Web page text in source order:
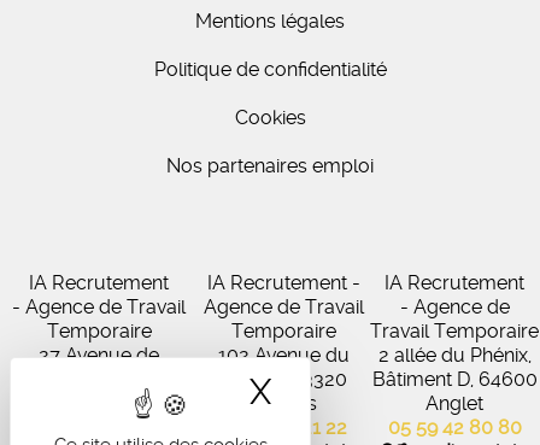
X Masquer le
Mentions légales
Politique de confidentialité
Cookies
Nos partenaires emploi
IA Recrutement
- Agence de Travail
Temporaire
27 Avenue de
Artigues-près-
IA Recrutement -
Agence de Travail
Temporaire
102 Avenue du
Médoc, 33320
Eysines
05 56 45 21 22
IA Recrutement
- Agence de
Travail Temporaire
2 allée du Phénix,
Bâtiment D, 64600
Anglet
05 59 42 80 80